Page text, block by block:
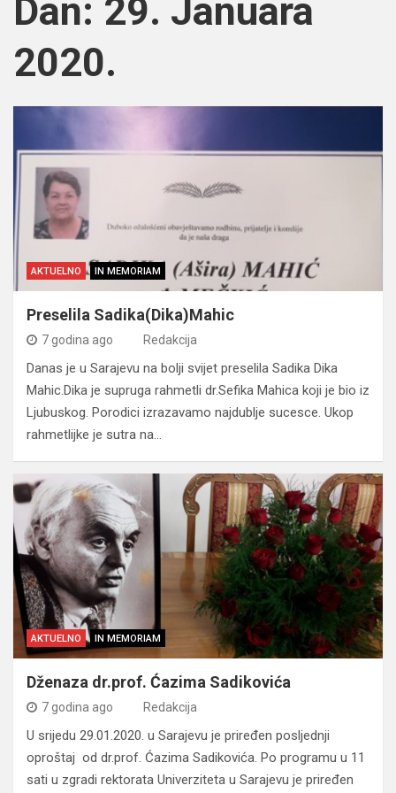
Dan: 29. Januara
2020.
AKTUELNO IN MEMORIAM
Preselila Sadika(Dika)Mahic
7 godina ago Redakcija
Danas je u Sarajevu na bolji svijet preselila Sadika Dika
Mahic.Dika je supruga rahmetli dr.Sefika Mahica koji je bio iz
Ljubuskog. Porodici izrazavamo najdublje sucesce. Ukop
rahmetlijke je sutra na…
AKTUELNO IN MEMORIAM
Dženaza dr.prof. Ćazima Sadikovića
7 godina ago Redakcija
U srijedu 29.01.2020. u Sarajevu je priređen posljednji
oproštaj od dr.prof. Ćazima Sadikovića. Po programu u 11
sati u zgradi rektorata Univerziteta u Sarajevu je priređen